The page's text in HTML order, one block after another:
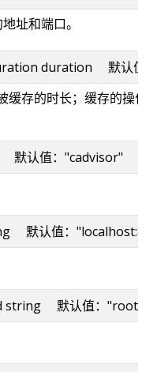
址和端口。
duration 默认值
缓存的时长；缓存的操作
认值："cadvisor"
默认值：
string 默认值："root"